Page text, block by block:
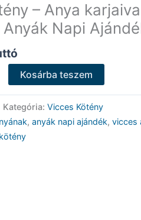
– Anya
Anyák Napi
Kosárba teszem
Kategória: Vicces Kötény
, anyák napi ajándék, vicces